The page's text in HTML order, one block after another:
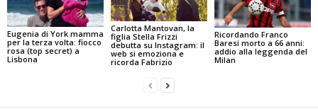
Eugenia di York mamma
per la terza volta: fiocco
rosa (top secret) a
Lisbona
Carlotta Mantovan, la
figlia Stella Frizzi
debutta su Instagram: il
web si emoziona e
ricorda Fabrizio
Ricordando Franco
Baresi morto a 66 anni:
addio alla leggenda del
Milan